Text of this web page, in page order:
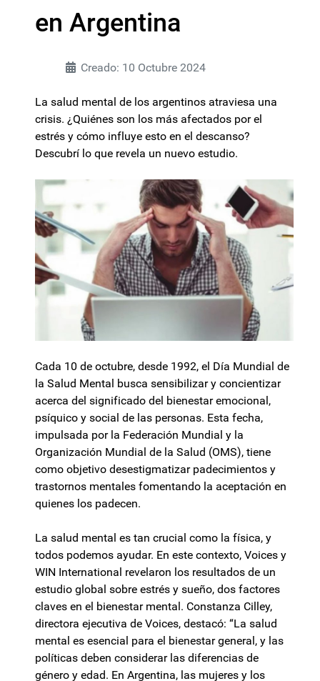
en Argentina
Creado: 10 Octubre 2024
La salud mental de los argentinos atraviesa una
crisis. ¿Quiénes son los más afectados por el
estrés y cómo influye esto en el descanso?
Descubrí lo que revela un nuevo estudio.
Cada 10 de octubre, desde 1992, el Día Mundial de
la Salud Mental busca sensibilizar y concientizar
acerca del significado del bienestar emocional,
psíquico y social de las personas. Esta fecha,
impulsada por la Federación Mundial y la
Organización Mundial de la Salud (OMS), tiene
como objetivo desestigmatizar padecimientos y
trastornos mentales fomentando la aceptación en
quienes los padecen.
La salud mental es tan crucial como la física, y
todos podemos ayudar. En este contexto, Voices y
WIN International revelaron los resultados de un
estudio global sobre estrés y sueño, dos factores
claves en el bienestar mental. Constanza Cilley,
directora ejecutiva de Voices, destacó: “La salud
mental es esencial para el bienestar general, y las
políticas deben considerar las diferencias de
género y edad. En Argentina, las mujeres y los